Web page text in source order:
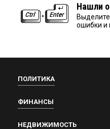
Нашли
ошибки и
ПОЛИТИКА
ФИНАНСЫ
НЕДВИЖИМОСТЬ